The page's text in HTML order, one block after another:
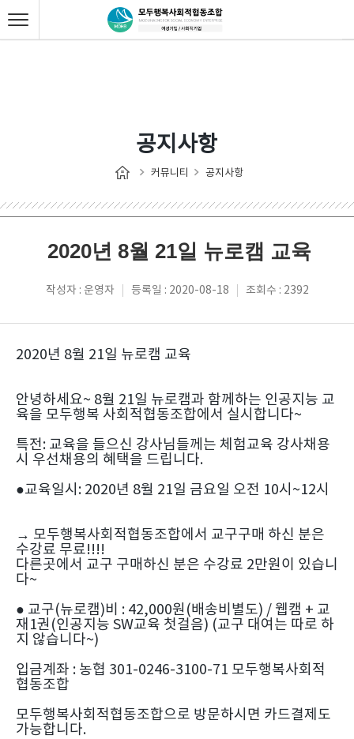
공지사항
커뮤니티 공지사항
2020년 8월 21일 뉴로캠 교육
작성자 : 운영자 등록일 : 2020-08-18 조회수 : 2392
2020년 8월 21일 뉴로캠 교육
안녕하세요~ 8월 21일 뉴로캠과 함께하는 인공지능 교
육을 모두행복 사회적협동조합에서 실시합니다~
특전: 교육을 들으신 강사님들께는 체험교육 강사채용
시 우선채용의 혜택을 드립니다.
●교육일시: 2020년 8월 21일 금요일 오전 10시~12시
→ 모두행복사회적협동조합에서 교구구매 하신 분은
수강료 무료!!!!
다른곳에서 교구 구매하신 분은 수강료 2만원이 있습니
다~
● 교구(뉴로캠)비 : 42,000원(배송비별도) / 웹캠 + 교
재1권(인공지능 SW교육 첫걸음) (교구 대여는 따로 하
지 않습니다~)
입금계좌 : 농협 301-0246-3100-71 모두행복사회적
협동조합
모두행복사회적협동조합으로 방문하시면 카드결제도
가능합니다.